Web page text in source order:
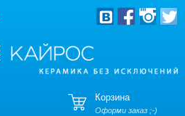
Корзина
Оформи заказ ;-)